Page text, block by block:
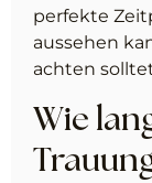
perfekte
aussehen
achten
Wie